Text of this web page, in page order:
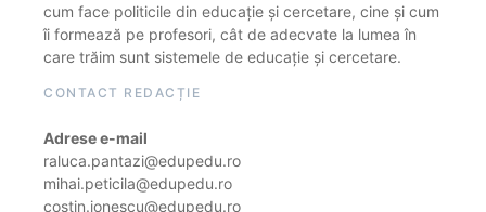
cum face politicile din educație și cercetare, cine și cum
îi formează pe profesori, cât de adecvate la lumea în
care trăim sunt sistemele de educație și cercetare.
CONTACT REDACȚIE
Adrese e-mail
raluca.pantazi@edupedu.ro
mihai.peticila@edupedu.ro
costin.ionescu@edupedu.ro